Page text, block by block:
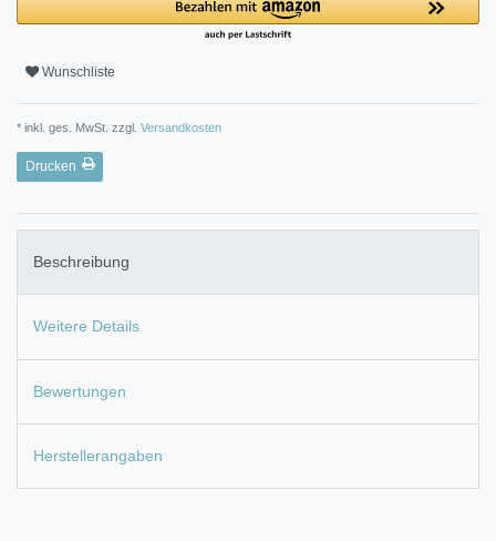
Wunschliste
* inkl. ges. MwSt. zzgl. Versandkosten
Drucken
Beschreibung
Weitere Details
Bewertungen
Herstellerangaben